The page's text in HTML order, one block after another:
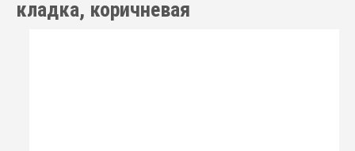
кладка, коричневая